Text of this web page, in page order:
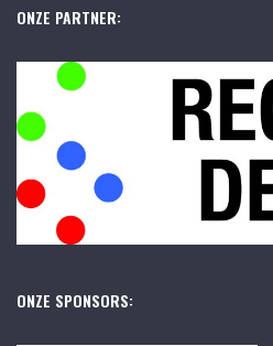
ONZE PARTNER:
ONZE SPONSORS: